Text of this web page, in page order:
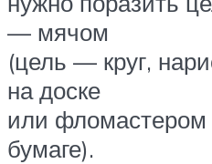
— мячом
(цель — круг,
на доске
или фломастером
бумаге).